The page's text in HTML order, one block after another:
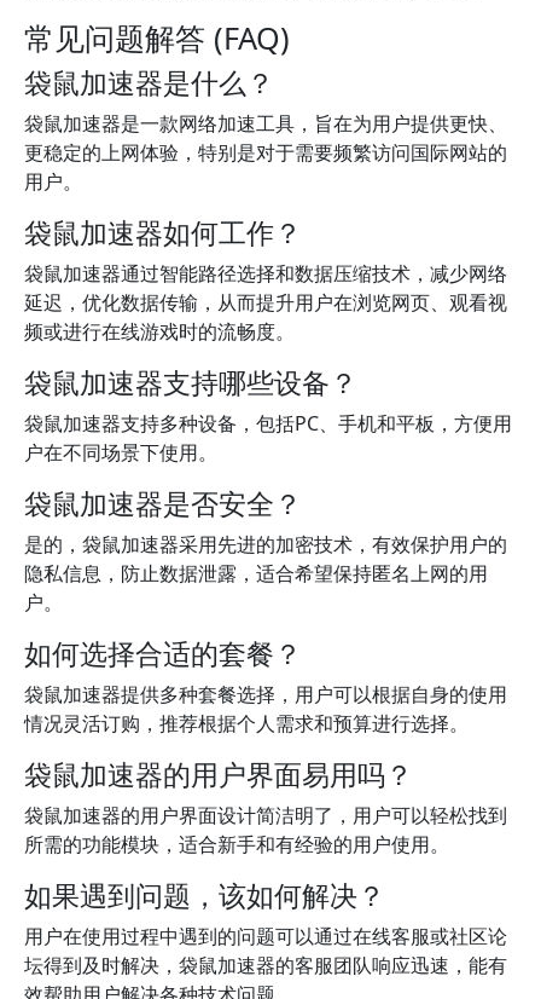
常见问题解答 (FAQ)
袋鼠加速器是什么？
袋鼠加速器是一款网络加速工具，旨在为用户提供更快、
更稳定的上网体验，特别是对于需要频繁访问国际网站的
用户。
袋鼠加速器如何工作？
袋鼠加速器通过智能路径选择和数据压缩技术，减少网络
延迟，优化数据传输，从而提升用户在浏览网页、观看视
频或进行在线游戏时的流畅度。
袋鼠加速器支持哪些设备？
袋鼠加速器支持多种设备，包括PC、手机和平板，方便用
户在不同场景下使用。
袋鼠加速器是否安全？
是的，袋鼠加速器采用先进的加密技术，有效保护用户的
隐私信息，防止数据泄露，适合希望保持匿名上网的用
户。
如何选择合适的套餐？
袋鼠加速器提供多种套餐选择，用户可以根据自身的使用
情况灵活订购，推荐根据个人需求和预算进行选择。
袋鼠加速器的用户界面易用吗？
袋鼠加速器的用户界面设计简洁明了，用户可以轻松找到
所需的功能模块，适合新手和有经验的用户使用。
如果遇到问题，该如何解决？
用户在使用过程中遇到的问题可以通过在线客服或社区论
坛得到及时解决，袋鼠加速器的客服团队响应迅速，能有